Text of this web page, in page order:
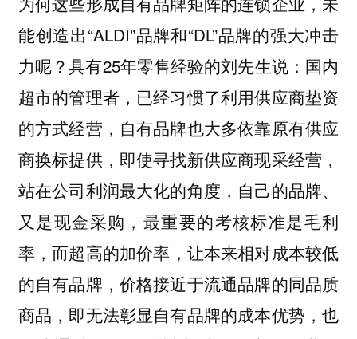
能创造出“ALDI”品牌和“DL”品牌的强大冲击
力呢？具有25年零售经验的刘先生说：国内
超市的管理者，已经习惯了利用供应商垫资
的方式经营，自有品牌也大多依靠原有供应
商换标提供，即使寻找新供应商现采经营，
站在公司利润最大化的角度，自己的品牌、
又是现金采购，最重要的考核标准是毛利
率 ，而超高的加价率，让本来相对成本较低
的自有品牌，价格接近于流通品牌的同品质
商品，即无法彰显自有品牌的成本优势，也